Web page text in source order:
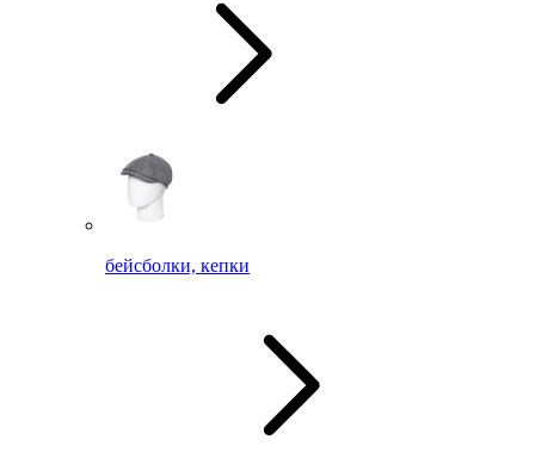
бейсболки, кепки